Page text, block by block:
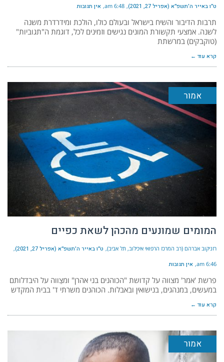
ט״ו באייר ה׳תשפ״א (אפריל 27, 2021) 6:48 am אין תגובות
תרבות הדיבור והשיח בישראל ובעולם כולו, הולכת ומידרדרת משנה
לשנה. אמצעי תקשורת המונים נגישים וזמינים לכל, דוגמת ה"תגוביות"
(טוקבקים) במרשתת
קרא עוד ←
אמור
המומים שמונעים מהכהן לשאת כפיים
רזניקוב אברהם (רב המרכז הרפואי איכילוב, תל אביב) ט״ו באייר ה׳תשפ״א (אפריל 27, 2021)
6:46 am אין תגובות
פרשת 'אמר' מצווה על קדושת "הכוהנים בני אהרן" ומצַווה על היבדלותם
במעשים, במנהגים, בנישואין ובאבלות. הכוהנים משרתי ד' בבית המקדש
קרא עוד ←
אמור